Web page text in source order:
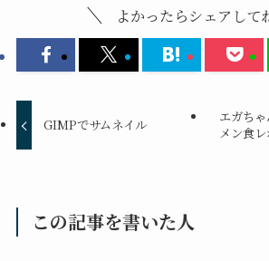
よかったらシェアして
GIMPでサムネイル
エガち
メン食レ
この記事を書いた人